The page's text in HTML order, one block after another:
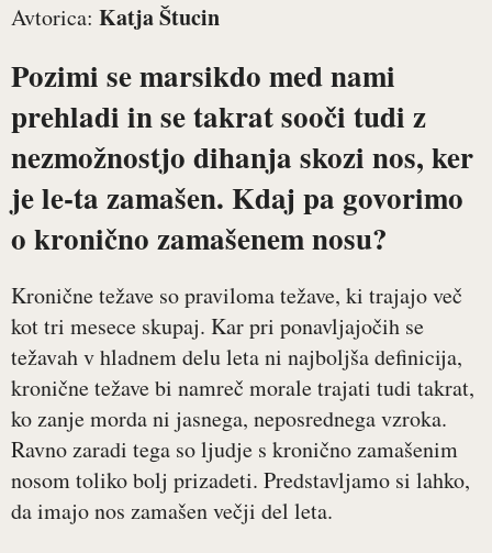
Avtorica: Katja Štucin
Pozimi se marsikdo med nami
prehladi in se takrat sooči tudi z
nezmožnostjo dihanja skozi nos, ker
je le-ta zamašen. Kdaj pa govorimo
o kronično zamašenem nosu?
Kronične težave so praviloma težave, ki trajajo več
kot tri mesece skupaj. Kar pri ponavljajočih se
težavah v hladnem delu leta ni najboljša definicija,
kronične težave bi namreč morale trajati tudi takrat,
ko zanje morda ni jasnega, neposrednega vzroka.
Ravno zaradi tega so ljudje s kronično zamašenim
nosom toliko bolj prizadeti. Predstavljamo si lahko,
da imajo nos zamašen večji del leta.